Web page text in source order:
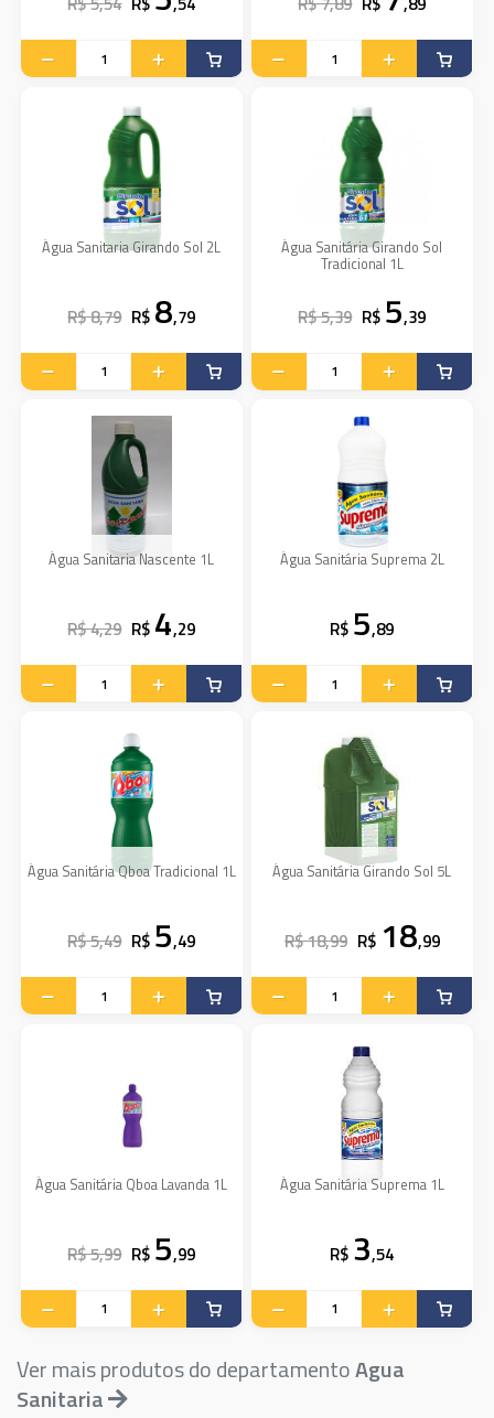
Água Sanitaria Girando Sol 2L
R$ 8,79 R$ 8,79
Água Sanitária Girando Sol
Tradicional 1L
R$ 5,39 R$ 5,39
Água Sanitaria Nascente 1L
R$ 4,29 R$ 4,29
Água Sanitária Suprema 2L
R$ 5,89
Água Sanitária Qboa Tradicional 1L
R$ 5,49 R$ 5,49
Água Sanitária Girando Sol 5L
R$ 18,99 R$ 18,99
Água Sanitária Qboa Lavanda 1L
R$ 5,99 R$ 5,99
Água Sanitária Suprema 1L
R$ 3,54
Ver mais produtos do departamentoAgua
Sanitaria